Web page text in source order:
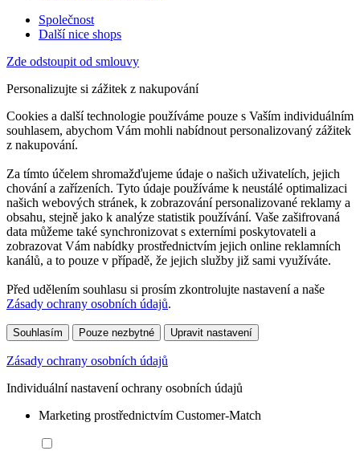
Společnost
Další nice shops
Zde odstoupit od smlouvy
Personalizujte si zážitek z nakupování
Cookies a další technologie používáme pouze s Vaším individuálním
souhlasem, abychom Vám mohli nabídnout personalizovaný zážitek
z nakupování.
Za tímto účelem shromažďujeme údaje o našich uživatelích, jejich
chování a zařízeních. Tyto údaje používáme k neustálé optimalizaci
našich webových stránek, k zobrazování personalizované reklamy a
obsahu, stejně jako k analýze statistik používání. Vaše zašifrovaná
data můžeme také synchronizovat s externími poskytovateli a
zobrazovat Vám nabídky prostřednictvím jejich online reklamních
kanálů, a to pouze v případě, že jejich služby již sami využíváte.
Před udělením souhlasu si prosím zkontrolujte nastavení a naše
Zásady ochrany osobních údajů.
Souhlasím Pouze nezbytné Upravit nastavení
Zásady ochrany osobních údajů
Individuální nastavení ochrany osobních údajů
Marketing prostřednictvím Customer-Match